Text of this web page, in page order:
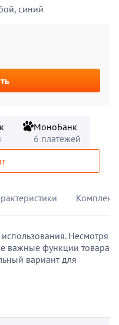
синий
МоноБанк
6 платежей
Комплект
Несмотря
важные функции товара
вариант для